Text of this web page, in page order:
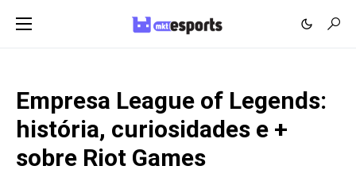
Empresa League of Legends:
história, curiosidades e +
sobre Riot Games